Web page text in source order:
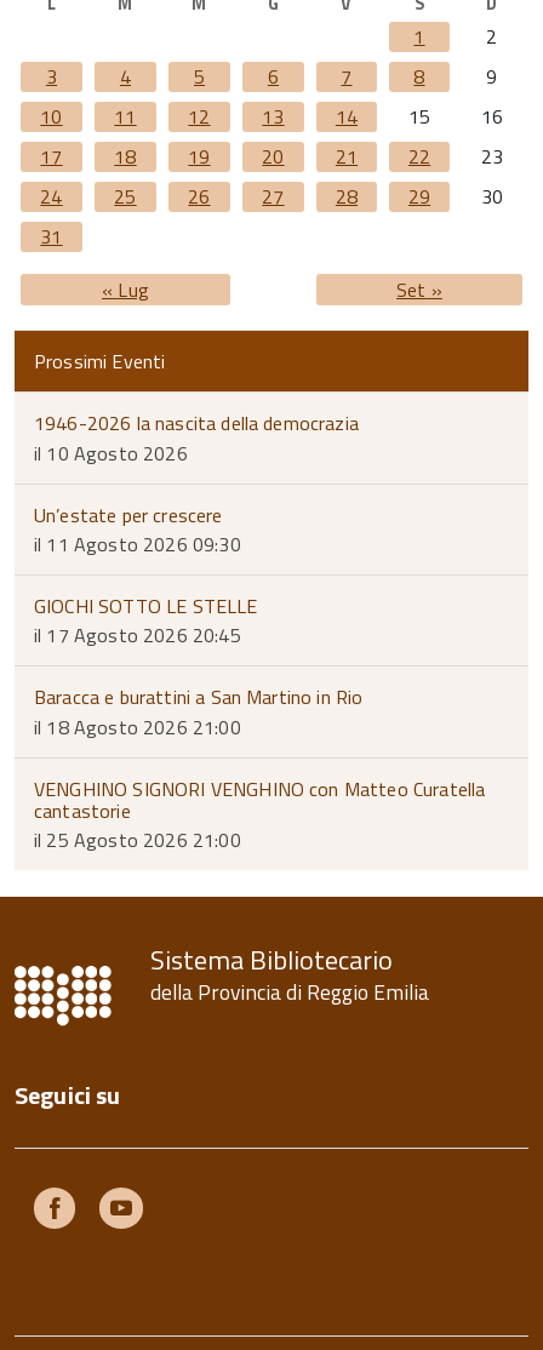
1
2
3
4 5 6 7 8
9
10
11 12 13 14 15
16
17
18 19 20 21 22
23
24
25 26 27 28 29
30
31
« Lug
Set »
Prossimi Eventi
1946-2026 la nascita della democrazia
il 10 Agosto 2026
Un’estate per crescere
il 11 Agosto 2026 09:30
GIOCHI SOTTO LE STELLE
il 17 Agosto 2026 20:45
Baracca e burattini a San Martino in Rio
il 18 Agosto 2026 21:00
VENGHINO SIGNORI VENGHINO con Matteo Curatella
cantastorie
il 25 Agosto 2026 21:00
Sistema Bibliotecario
della Provincia di Reggio Emilia
Seguici su
Facebook